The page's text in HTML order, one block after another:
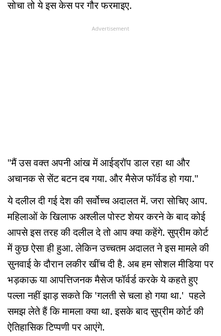
सोचा तो ये इस केस पर गौर फरमाइए.
Advertisement
"मैं उस वक्त अपनी आंख में आईड्रॉप डाल रहा था और
अचानक से सेंट बटन दब गया. और मैसेज फॉर्वड हो गया."
ये दलील दी गई देश की सर्वोच्च अदालत में. जरा सोचिए आप.
महिलाओं के खिलाफ अश्लील पोस्ट शेयर करने के बाद कोई
आपसे इस तरह की दलील दे तो आप क्या कहेंगे. सुप्रीम कोर्ट
में कुछ ऐसा ही हुआ. लेकिन उच्चतम अदालत ने इस मामले की
सुनवाई के दौरान लकीर खींच दी है. अब हम सोशल मीडिया पर
भड़काऊ या आपत्तिजनक मैसेज फॉर्वर्ड करके ये कहते हुए
पल्ला नहीं झाड़ सकते कि 'गलती से चला हो गया था.' पहले
समझ लेते हैं कि मामला क्या था. इसके बाद सुप्रीम कोर्ट की
ऐतिहासिक टिप्पणी पर आएंगे.